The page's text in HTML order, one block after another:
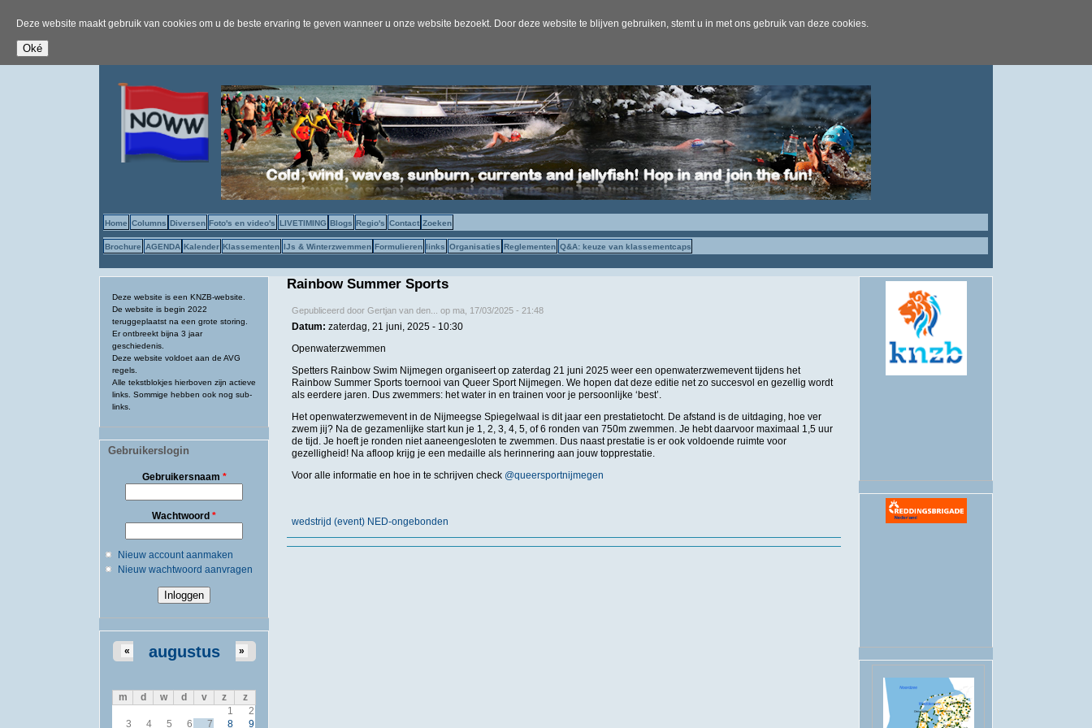
Deze website maakt gebruik van cookies om u de beste ervaring te geven wanneer u onze website bezoekt. Door deze website te blijven gebruiken, stemt u in met ons gebruik van deze cookies.
Home Columns Diversen Foto's en video's LIVETIMING Blogs Regio's Contact Zoeken
Brochure AGENDA Kalender Klassementen IJs & Winterzwemmen Formulieren links Organisaties Reglementen Q&A: keuze van klassementcaps
Deze website is een KNZB-website.
De website is begin 2022
teruggeplaatst na een grote storing.
Er ontbreekt bijna 3 jaar
geschiedenis.
Deze website voldoet aan de AVG
regels.
Alle tekstblokjes hierboven zijn actieve
links. Sommige hebben ook nog sub-
links.
Gebruikerslogin
Gebruikersnaam *
Wachtwoord *
Nieuw account aanmaken
Nieuw wachtwoord aanvragen
augustus
« »
m d w d v z
z
1
2
3
4 5 6 7 8
9
Rainbow Summer Sports
Gepubliceerd door Gertjan van den... op ma, 17/03/2025 - 21:48
Datum: zaterdag, 21 juni, 2025 - 10:30
Openwaterzwemmen
Spetters Rainbow Swim Nijmegen organiseert op zaterdag 21 juni 2025 weer een openwaterzwemevent tijdens het
Rainbow Summer Sports toernooi van Queer Sport Nijmegen. We hopen dat deze editie net zo succesvol en gezellig wordt
als eerdere jaren. Dus zwemmers: het water in en trainen voor je persoonlijke ‘best’.
Het openwaterzwemevent in de Nijmeegse Spiegelwaal is dit jaar een prestatietocht. De afstand is de uitdaging, hoe ver
zwem jij? Na de gezamenlijke start kun je 1, 2, 3, 4, 5, of 6 ronden van 750m zwemmen. Je hebt daarvoor maximaal 1,5 uur
de tijd. Je hoeft je ronden niet aaneengesloten te zwemmen. Dus naast prestatie is er ook voldoende ruimte voor
gezelligheid! Na afloop krijg je een medaille als herinnering aan jouw topprestatie.
Voor alle informatie en hoe in te schrijven check @queersportnijmegen
wedstrijd (event) NED-ongebonden